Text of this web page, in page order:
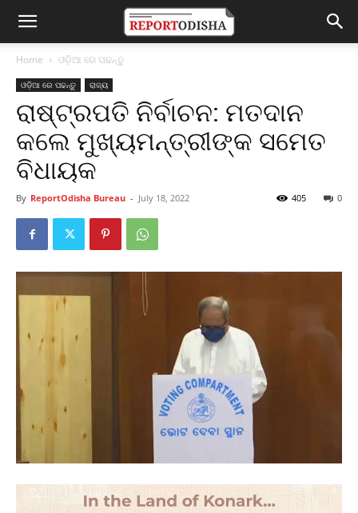
Home ଓଡ଼ିଆ ରେ ପଢନ୍ତୁ
ଓଡ଼ିଆ ରେ ପଢନ୍ତୁ ରାଜ୍ୟ
ରାଷ୍ଟ୍ରପତି ନିର୍ବାଚନ: ମତଦାନ
କଲେ ମୁଖ୍ୟମନ୍ତ୍ରୀଙ୍କ ସମେତ
ବିଧାୟକ
By ReportOdisha Bureau - July 18, 2022 0
405